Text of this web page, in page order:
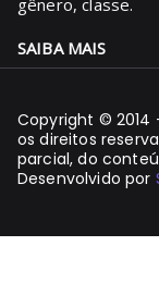
gênero, classe.
SAIBA MAIS
Copyright © 2014
os direitos
parcial, do
Desenvolvido por